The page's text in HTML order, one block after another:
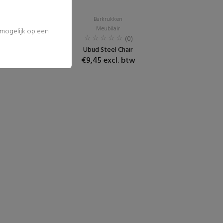
Barkrukken
Meubilair
(0)
Ubud Steel Chair
€9,45 excl. btw
op een